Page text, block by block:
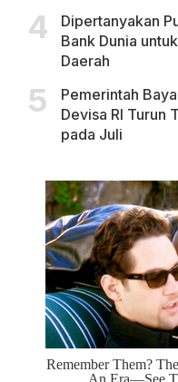
Dipertanyakan
Bank Dunia
Daerah
Pemerintah
Devisa RI Turun
pada Juli